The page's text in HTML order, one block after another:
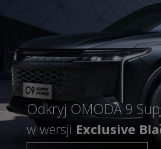
Odkryj OMODA 9
w wersji Exclusive